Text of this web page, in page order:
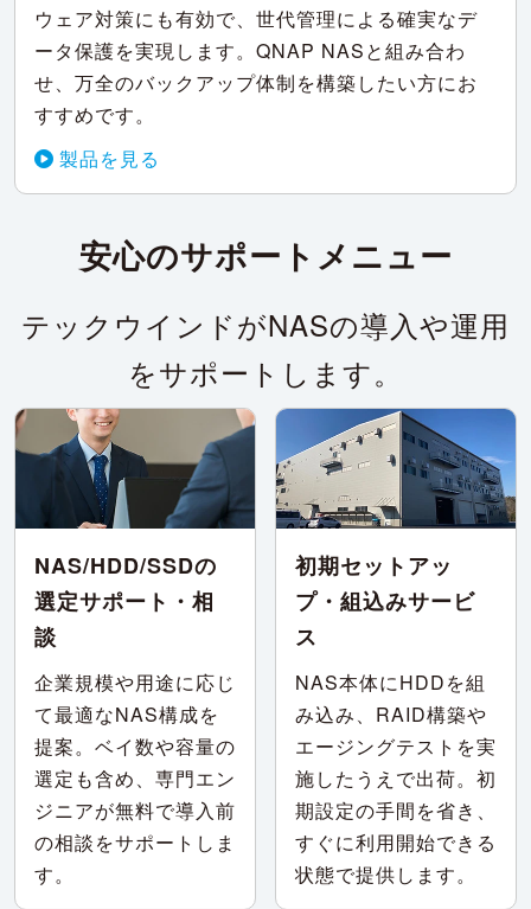
ウェア対策にも有効で、世代管理による確実なデ
ータ保護を実現します。QNAP NASと組み合わ
せ、万全のバックアップ体制を構築したい方にお
すすめです。
製品を見る
安心のサポートメニュー
テックウインドがNASの導入や運用
をサポートします。
NAS/HDD/SSDの
選定サポート・相
談
企業規模や用途に応じ
て最適なNAS構成を
提案。ベイ数や容量の
選定も含め、専門エン
ジニアが無料で導入前
の相談をサポートしま
す。
初期セットアッ
プ・組込みサービ
ス
NAS本体にHDDを組
み込み、RAID構築や
エージングテストを実
施したうえで出荷。初
期設定の手間を省き、
すぐに利用開始できる
状態で提供します。